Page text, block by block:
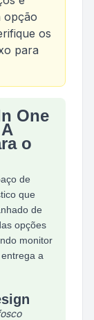
opção
os
para
Intel Core
One
o
de
que
de
opções
monitor
a